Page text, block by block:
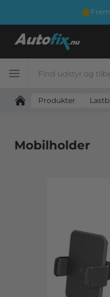
Produkter
Mobilholder